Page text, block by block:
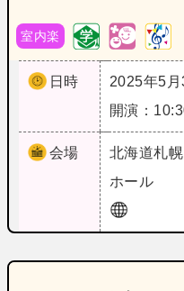
室内楽
日時
2025年5月
開演：
会場 北海道札
ホール